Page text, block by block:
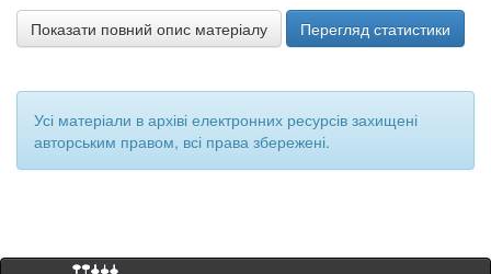
Показати повний опис матеріалу Перегляд статистики
Усі матеріали в архіві електронних ресурсів захищені
авторським правом, всі права збережені.